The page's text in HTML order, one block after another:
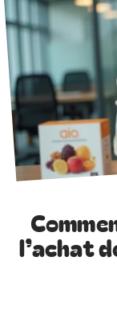
l’achat